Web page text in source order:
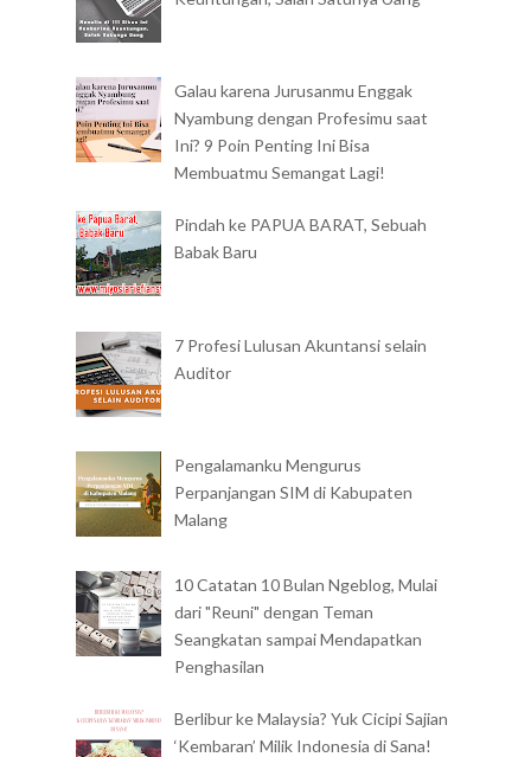
Galau karena Jurusanmu Enggak
Nyambung dengan Profesimu saat
Ini? 9 Poin Penting Ini Bisa
Membuatmu Semangat Lagi!
Pindah ke PAPUA BARAT, Sebuah
Babak Baru
7 Profesi Lulusan Akuntansi selain
Auditor
Pengalamanku Mengurus
Perpanjangan SIM di Kabupaten
Malang
10 Catatan 10 Bulan Ngeblog, Mulai
dari "Reuni" dengan Teman
Seangkatan sampai Mendapatkan
Penghasilan
Berlibur ke Malaysia? Yuk Cicipi Sajian
‘Kembaran’ Milik Indonesia di Sana!